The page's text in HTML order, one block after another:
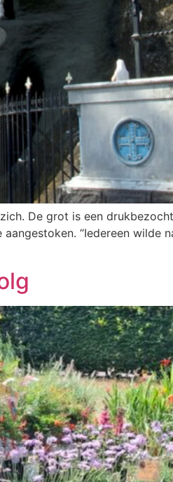
De grot is een
“Iedereen wilde